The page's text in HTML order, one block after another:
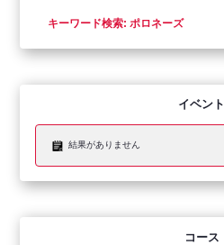
キーワード検索: ポロネーズ
イベント
結果がありません
コース